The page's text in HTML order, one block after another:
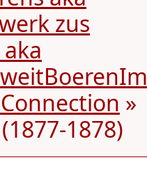
zus
»
1878)